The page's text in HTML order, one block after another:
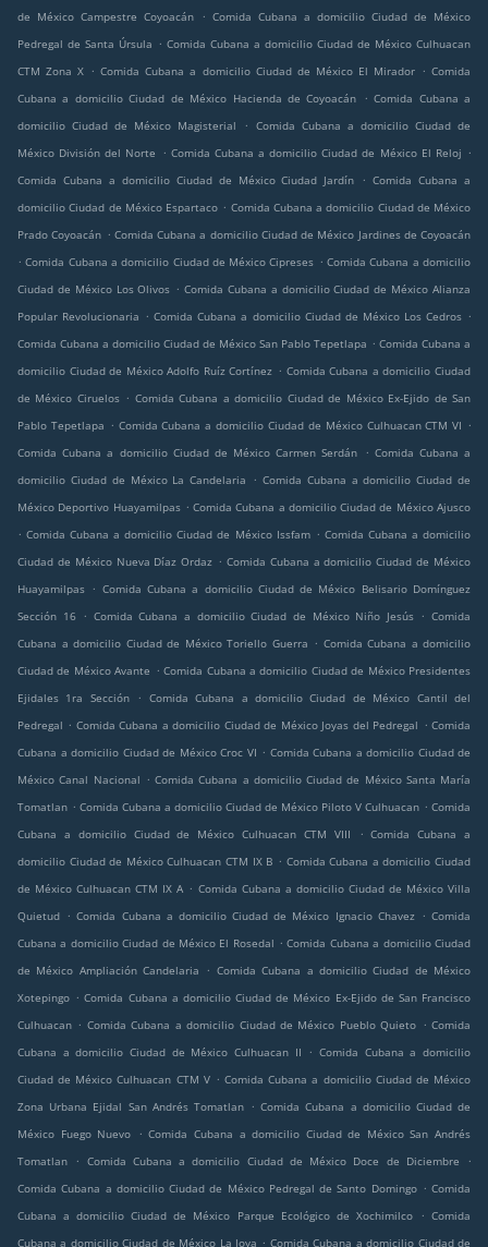
de México Campestre Coyoacán
. Comida Cubana a domicilio Ciudad de México
Pedregal de Santa Úrsula . Comida Cubana a domicilio Ciudad de México Culhuacan
CTM Zona X . Comida Cubana a domicilio Ciudad de México El Mirador . Comida
Cubana a domicilio Ciudad de México Hacienda de Coyoacán
. Comida Cubana a
domicilio Ciudad de México Magisterial
. Comida Cubana a domicilio Ciudad de
México División del Norte
. Comida Cubana a domicilio Ciudad de México El Reloj .
Comida Cubana a domicilio Ciudad de México Ciudad Jardín
. Comida Cubana a
domicilio Ciudad de México Espartaco . Comida Cubana a domicilio Ciudad de México
Prado Coyoacán . Comida Cubana a domicilio Ciudad de México Jardines de Coyoacán
. Comida Cubana a domicilio Ciudad de México Cipreses . Comida Cubana a domicilio
Ciudad de México Los Olivos . Comida Cubana a domicilio Ciudad de México Alianza
Popular Revolucionaria . Comida Cubana a domicilio Ciudad de México Los Cedros .
Comida Cubana a domicilio Ciudad de México San Pablo Tepetlapa . Comida Cubana a
domicilio Ciudad de México Adolfo Ruíz Cortínez . Comida Cubana a domicilio Ciudad
de México Ciruelos . Comida Cubana a domicilio Ciudad de México Ex-Ejido de San
Pablo Tepetlapa . Comida Cubana a domicilio Ciudad de México Culhuacan CTM VI .
Comida Cubana a domicilio Ciudad de México Carmen Serdán
. Comida Cubana a
domicilio Ciudad de México La Candelaria
. Comida Cubana a domicilio Ciudad de
México Deportivo Huayamilpas . Comida Cubana a domicilio Ciudad de México Ajusco
. Comida Cubana a domicilio Ciudad de México Issfam . Comida Cubana a domicilio
Ciudad de México Nueva Díaz Ordaz . Comida Cubana a domicilio Ciudad de México
Huayamilpas . Comida Cubana a domicilio Ciudad de México Belisario Domínguez
Sección 16
. Comida Cubana a domicilio Ciudad de México Niño Jesús . Comida
Cubana a domicilio Ciudad de México Toriello Guerra . Comida Cubana a domicilio
Ciudad de México Avante . Comida Cubana a domicilio Ciudad de México Presidentes
Ejidales 1ra Sección
. Comida Cubana a domicilio Ciudad de México Cantil del
Pedregal . Comida Cubana a domicilio Ciudad de México Joyas del Pedregal . Comida
Cubana a domicilio Ciudad de México Croc VI . Comida Cubana a domicilio Ciudad de
México Canal Nacional . Comida Cubana a domicilio Ciudad de México Santa María
Tomatlan . Comida Cubana a domicilio Ciudad de México Piloto V Culhuacan . Comida
Cubana a domicilio Ciudad de México Culhuacan CTM VIII
. Comida Cubana a
domicilio Ciudad de México Culhuacan CTM IX B . Comida Cubana a domicilio Ciudad
de México Culhuacan CTM IX A . Comida Cubana a domicilio Ciudad de México Villa
Quietud . Comida Cubana a domicilio Ciudad de México Ignacio Chavez . Comida
Cubana a domicilio Ciudad de México El Rosedal . Comida Cubana a domicilio Ciudad
de México Ampliación Candelaria
. Comida Cubana a domicilio Ciudad de México
Xotepingo . Comida Cubana a domicilio Ciudad de México Ex-Ejido de San Francisco
Culhuacan . Comida Cubana a domicilio Ciudad de México Pueblo Quieto . Comida
Cubana a domicilio Ciudad de México Culhuacan II
. Comida Cubana a domicilio
Ciudad de México Culhuacan CTM V . Comida Cubana a domicilio Ciudad de México
Zona Urbana Ejidal San Andrés Tomatlan . Comida Cubana a domicilio Ciudad de
México Fuego Nuevo
. Comida Cubana a domicilio Ciudad de México San Andrés
Tomatlan
. Comida Cubana a domicilio Ciudad de México Doce de Diciembre
.
Comida Cubana a domicilio Ciudad de México Pedregal de Santo Domingo . Comida
Cubana a domicilio Ciudad de México Parque Ecológico de Xochimilco
. Comida
Cubana a domicilio Ciudad de México La Joya . Comida Cubana a domicilio Ciudad de